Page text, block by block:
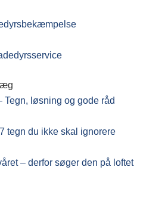
Tegn, løsning og gode råd
tegn du ikke skal ignorere
– derfor søger den på loftet